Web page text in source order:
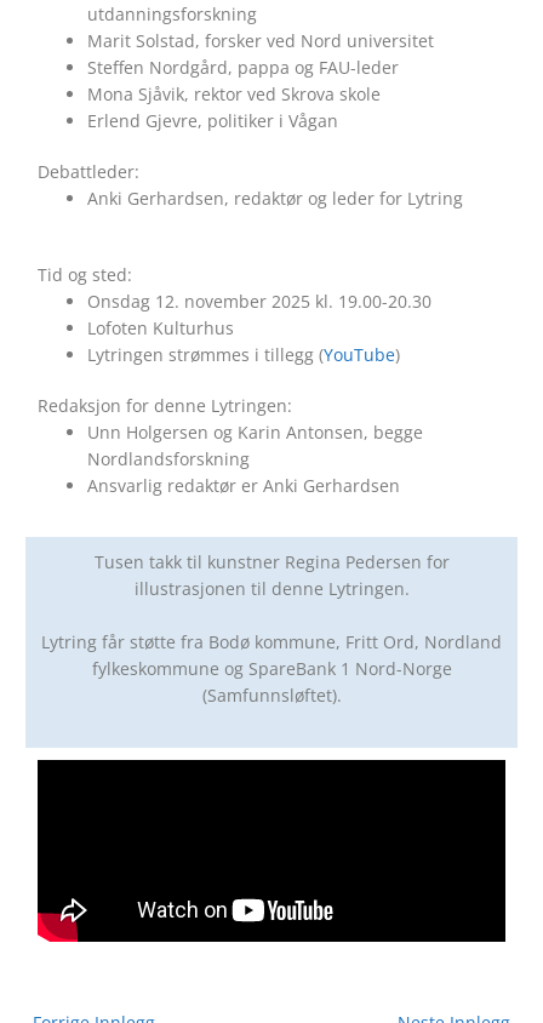
utdanningsforskning
Marit Solstad, forsker ved Nord universitet
Steffen Nordgård, pappa og FAU-leder
Mona Sjåvik, rektor ved Skrova skole
Erlend Gjevre, politiker i Vågan
Debattleder:
Anki Gerhardsen, redaktør og leder for Lytring
Tid og sted:
Onsdag 12. november 2025 kl. 19.00-20.30
Lofoten Kulturhus
Lytringen strømmes i tillegg (YouTube)
Redaksjon for denne Lytringen:
Unn Holgersen og Karin Antonsen, begge
Nordlandsforskning
Ansvarlig redaktør er Anki Gerhardsen
Tusen takk til kunstner Regina Pedersen for
illustrasjonen til denne Lytringen.
Lytring får støtte fra Bodø kommune, Fritt Ord, Nordland
fylkeskommune og SpareBank 1 Nord-Norge
(Samfunnsløftet).